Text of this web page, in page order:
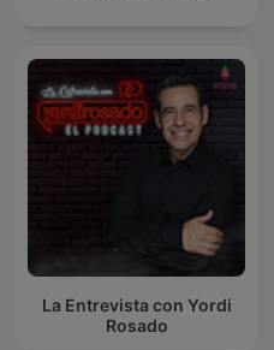
La Entrevista con Yordi
Rosado